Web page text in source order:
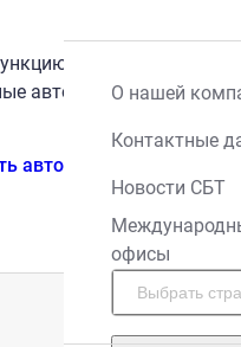
О нашей
Контактные
Новости СБТ
офисы
поиска, чтобы
автомобили.
автомобиль